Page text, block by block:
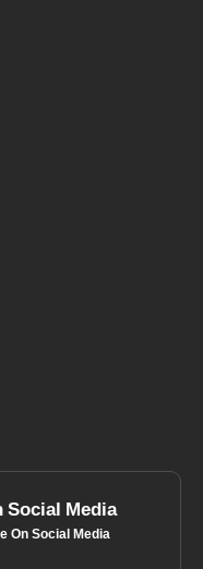
Social Media
On Social Media